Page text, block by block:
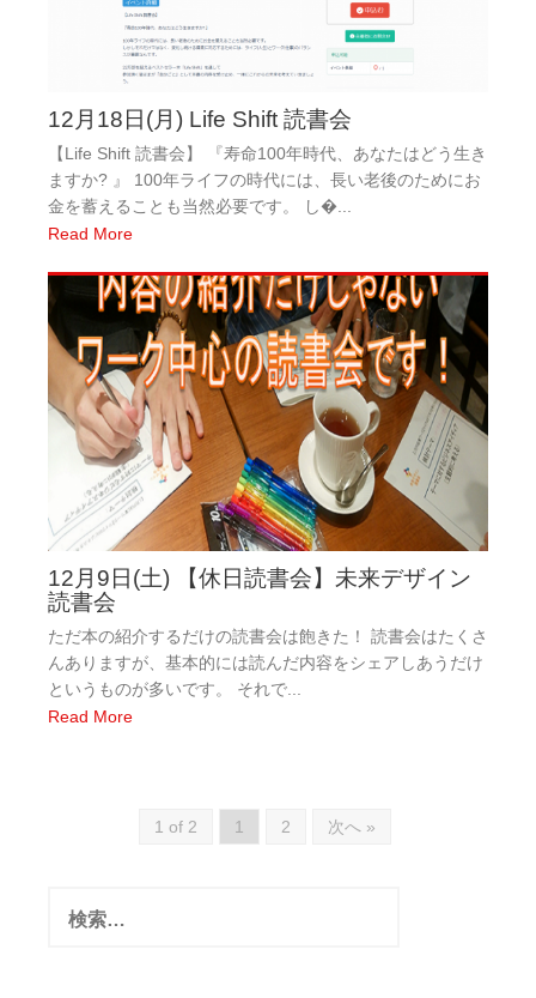
12月18日(月) Life Shift 読書会
【Life Shift 読書会】 『寿命100年時代、あなたはどう生き
ますか? 』 100年ライフの時代には、長い老後のためにお
金を蓄えることも当然必要です。 し�...
Read More
12月9日(土) 【休日読書会】未来デザイン
読書会
ただ本の紹介するだけの読書会は飽きた！ 読書会はたくさ
んありますが、基本的には読んだ内容をシェアしあうだけ
というものが多いです。 それで...
Read More
1 of 2 1 2 次へ »
索: